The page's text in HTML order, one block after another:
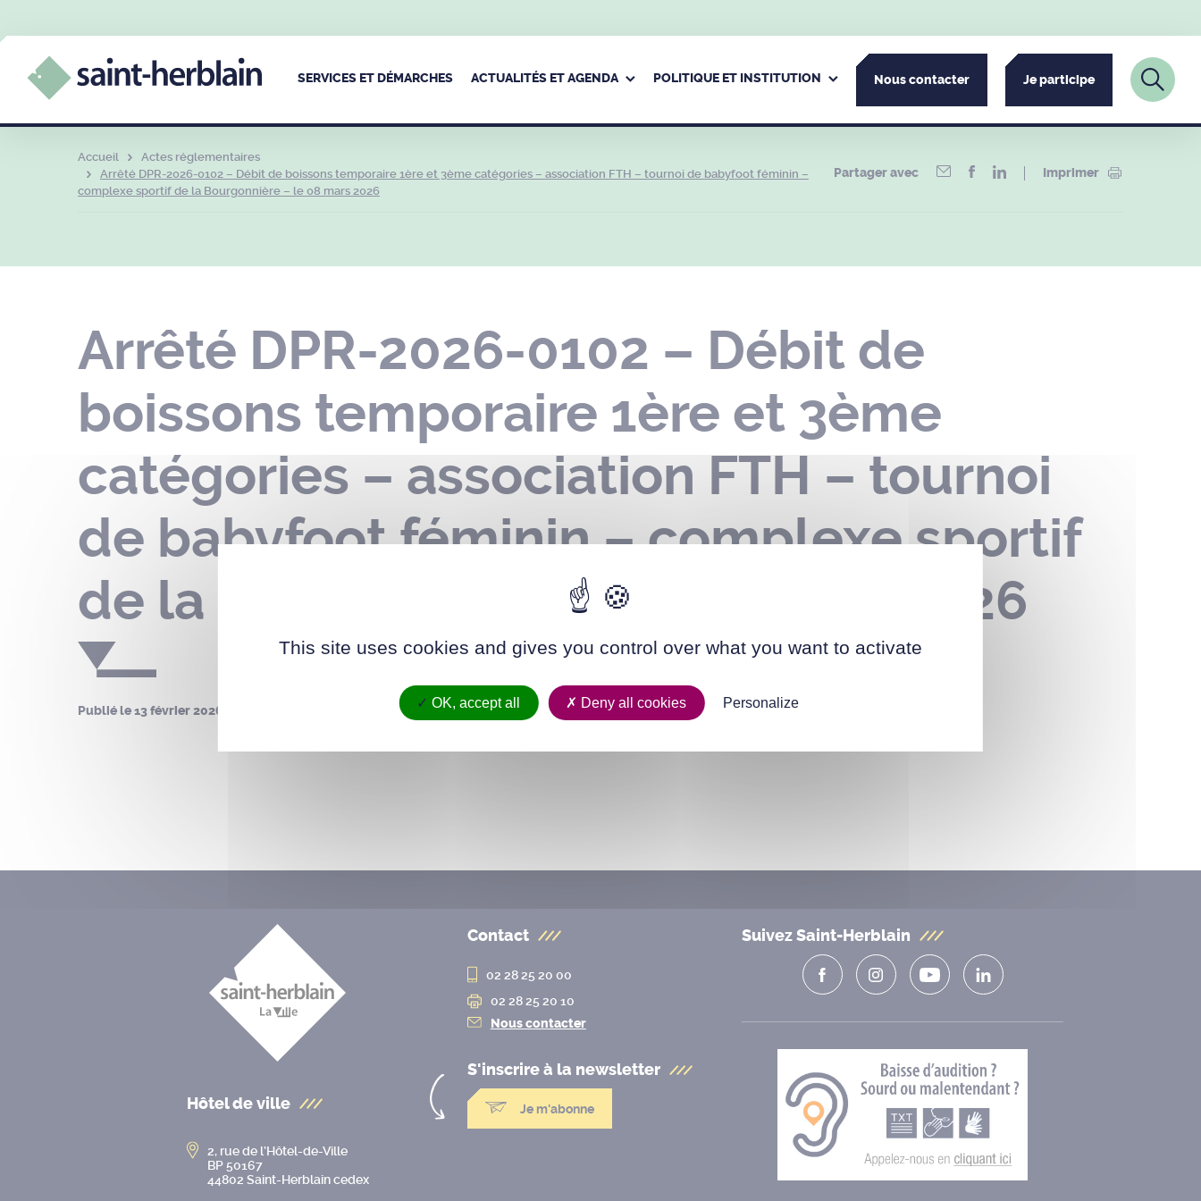
SERVICES ET DÉMARCHES ACTUALITÉS ET AGENDA POLITIQUE ET INSTITUTION Nous contacter Je participe
Accueil
Actes réglementaires
Arrêté DPR-2026-0102 – Débit de boissons temporaire 1ère et 3ème catégories – association FTH – tournoi de babyfoot féminin –
complexe sportif de la Bourgonnière – le 08 mars 2026
Partager avec Imprimer
Arrêté DPR-2026-0102 – Débit de
boissons temporaire 1ère et 3ème
catégories – association FTH – tournoi
de babyfoot féminin – complexe sportif
de la Bourgonnière – le 08 mars 2026
Publié le13 février 2026
Hôtel de ville
2, rue de l’Hôtel-de-Ville
BP 50167
44802 Saint-Herblain cedex
Contact
02 28 25 20 00
02 28 25 20 10
Nous contacter
S'inscrire à la newsletter
Je m'abonne
Suivez Saint-Herblain
This site uses cookies and gives you control over what you want to activate
OK, accept all Deny all cookies Personalize